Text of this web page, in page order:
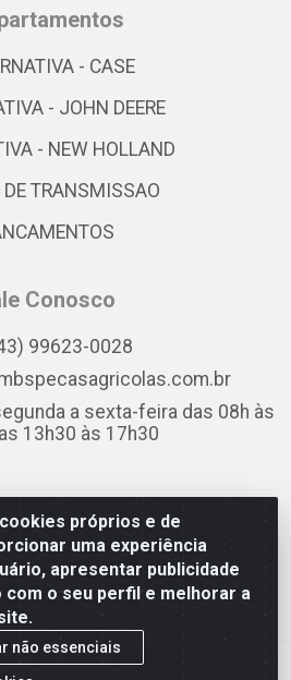
próprios e de
uma experiência
apresentar publicidade
o seu perfil e melhorar a
não essenciais
- CASE
- JOHN DEERE
- NEW HOLLAND
TRANSMISSAO
Conosco
99623-0028
a sexta-feira das 08h às
13h30 às 17h30
- RUA APARECIDA FIRMO DE
DAS CONFECÇÕES DANILO
PR - CEP 86.806-502 - CNPJ
0001-88